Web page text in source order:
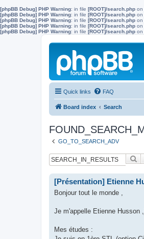
[phpBB Debug] PHP Warning: in file [ROOT]/search.php on
[phpBB Debug] PHP Warning: in file [ROOT]/search.php on
[phpBB Debug] PHP Warning: in file [ROOT]/search.php on
[phpBB Debug] PHP Warning: in file [ROOT]/search.php on
[phpBB Debug] PHP Warning: in file [ROOT]/search.php on
Quick links FAQ
Board index Search
GO_TO_SEARCH_ADV
[Présentation] Etienne
Bonjour tout le monde ,
Je m'appelle Etienne Husson
Mes études :